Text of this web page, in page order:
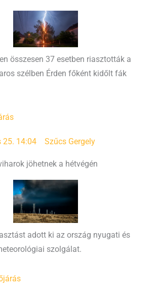
összesen 37 esetben riasztották a
szélben Érden főként kidőlt fák
25. 14:04 Szűcs Gergely
jöhetnek a hétvégén
adott ki az ország nyugati és
szolgálat.